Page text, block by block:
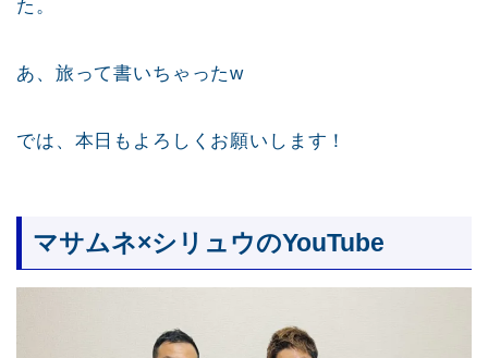
た。
あ、旅って書いちゃったw
では、本日もよろしくお願いします！
マサムネ×シリュウのYouTube